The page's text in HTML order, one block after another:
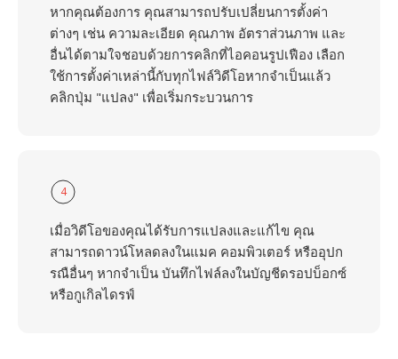
หากคุณต้องการ คุณสามารถปรับเปลี่ยนการตั้งค่า
ต่างๆ เช่น ความละเอียด คุณภาพ อัตราส่วนภาพ และ
อื่นได้ตามใจชอบด้วยการคลิกที่ไอคอนรูปเฟือง เลือก
ใช้การตั้งค่าเหล่านี้กับทุกไฟล์วิดีโอหากจำเป็นแล้ว
คลิกปุ่ม "แปลง" เพื่อเริ่มกระบวนการ
4
เมื่อวิดีโอของคุณได้รับการแปลงและแก้ไข คุณ
สามารถดาวน์โหลดลงในแมค คอมพิวเตอร์ หรืออุปก
รณือื่นๆ หากจำเป็น บันทึกไฟล์ลงในบัญชีดรอปบ็อกซ์
หรือกูเกิลไดรฟ์